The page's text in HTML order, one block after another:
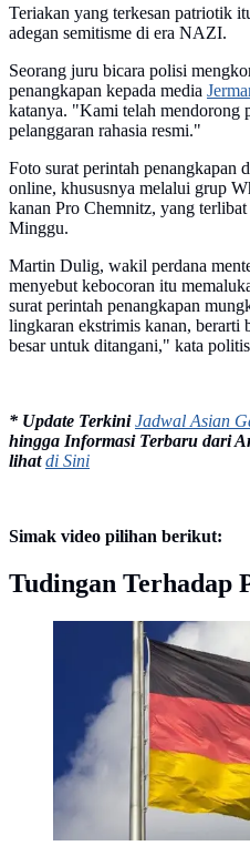
Teriakan yang terkesan patriotik
adegan semitisme di era NAZI.
Seorang juru bicara polisi
penangkapan kepada media
katanya. "Kami telah mendorong
pelanggaran rahasia resmi."
Foto surat perintah penangkapan
online, khususnya melalui grup
kanan Pro Chemnitz, yang
Minggu.
Martin Dulig, wakil perdana
menyebut kebocoran itu
surat perintah penangkapan
lingkaran ekstrimis kanan, berarti
besar untuk ditangani," kata
* Update TerkiniJadwal Asian
hingga Informasi Terbaru dari
lihatdi Sini
Simak video pilihan berikut:
Tudingan Terhadap
Bendera Jerman (AFP